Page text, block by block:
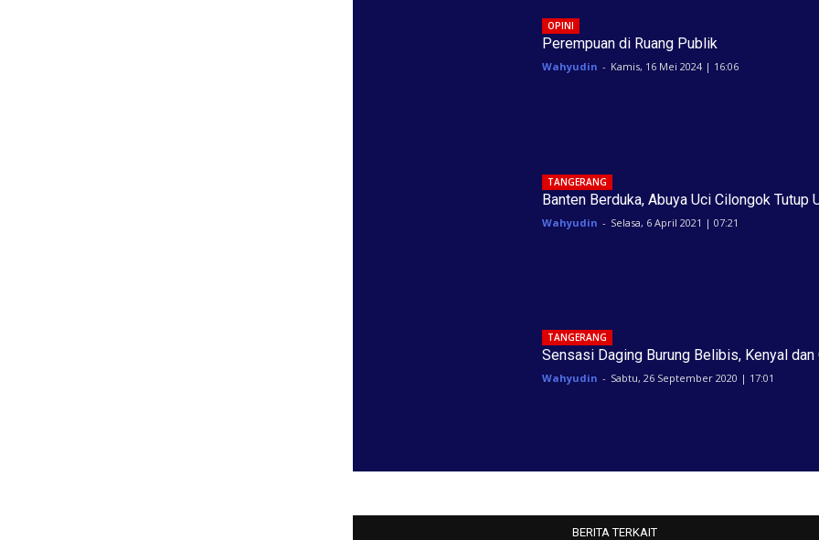
OPINI
Perempuan di Ruang Publik
Wahyudin - Kamis, 16 Mei 2024 | 16:06
TANGERANG
Banten Berduka, Abuya Uci Cilongok Tutup
Wahyudin - Selasa, 6 April 2021 | 07:21
TANGERANG
Sensasi Daging Burung Belibis, Kenyal dan
Wahyudin - Sabtu, 26 September 2020 | 17:01
BERITA TERKAIT